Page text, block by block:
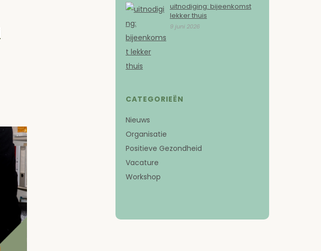
uitnodiging: bijeenkomst
lekker thuis
9 juni 2026
CATEGORIEËN
Nieuws
Organisatie
Positieve Gezondheid
Vacature
Workshop